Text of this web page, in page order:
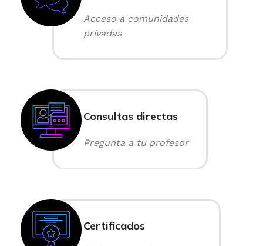
Acceso a comunidades
privadas
Consultas directas
Pregunta a tu profesor
Certificados